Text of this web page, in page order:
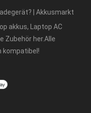
| Akkusmarkt
akkus, Laptop AC
Zubehör her.Alle
kompatibel!